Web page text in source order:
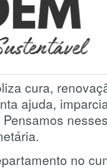
cura,
ajuda,
no